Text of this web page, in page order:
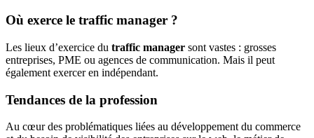
Où exerce le traffic manager ?
Les lieux d’exercice du traffic manager sont vastes : grosses
entreprises, PME ou agences de communication. Mais il peut
également exercer en indépendant.
Tendances de la profession
Au cœur des problématiques liées au développement du commerce